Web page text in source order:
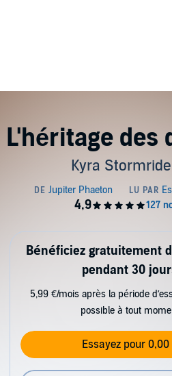
L'héritage des
Kyra
Bénéficiez gratuitement
pendant 30
5,99 €/mois après la période
possible à tout
Essayez pour 0,00